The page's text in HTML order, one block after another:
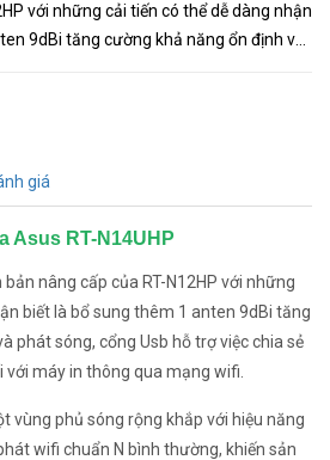
với những cải tiến có thể dễ dàng nhận
9dBi tăng cường khả năng ổn định và
giá
Asus RT-N14UHP
bản nâng cấp của RT-N12HP với những
biết là bổ sung thêm 1 anten 9dBi tăng
phát sóng, cổng Usb hỗ trợ việc chia sẻ
với máy in thông qua mạng wifi.
vùng phủ sóng rộng khắp với hiệu năng
wifi chuẩn N bình thường, khiến sản